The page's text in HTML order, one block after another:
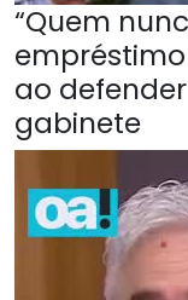
“Quem
empréstimo
ao
gabinete